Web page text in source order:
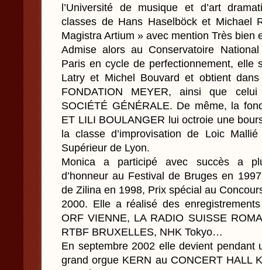
l’Université de musique et d’art
classes de Hans Haselböck et Michael
Magistra Artium » avec mention Très bien
Admise alors au Conservatoire
Paris en cycle de perfectionnement, elle
Latry et Michel Bouvard et obtient
FONDATION MEYER, ainsi que
SOCIÉTÉ GÉNÉRALE. De même, la
ET LILI BOULANGER lui octroie une
la classe d’improvisation de Loic
Supérieur de Lyon.
Monica a participé avec succès a
d’honneur au Festival de Bruges en
de Zilina en 1998, Prix spécial au
2000. Elle a réalisé des
ORF VIENNE, LA RADIO SUISSE
RTBF BRUXELLES, NHK Tokyo…
En septembre 2002 elle devient pendant
grand orgue KERN au CONCERT HALL